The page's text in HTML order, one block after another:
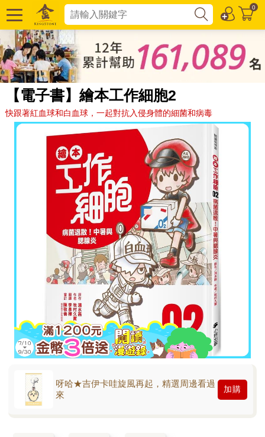
0
【電子書】繪本工作細胞2
快跟著紅血球和白血球，一起對抗入侵身體的細菌和病毒
呀哈★吉伊卡哇旋風再起，精選周邊看過
來
加購